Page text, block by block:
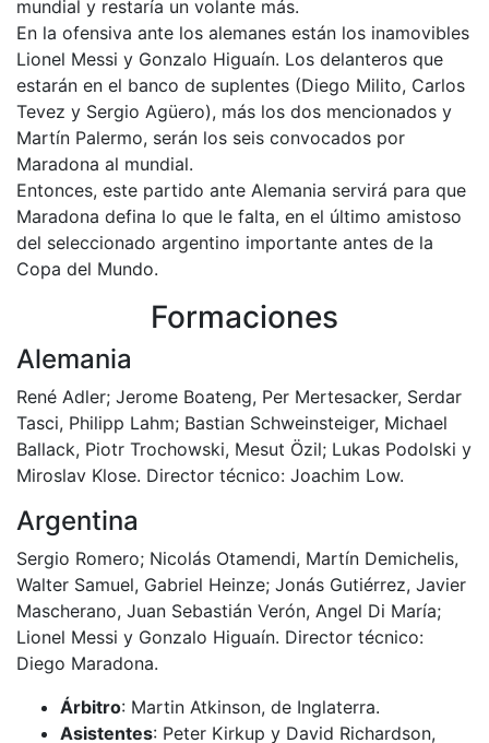
mundial y restaría un volante más.
En la ofensiva ante los alemanes están los inamovibles
Lionel Messi y Gonzalo Higuaín. Los delanteros que
estarán en el banco de suplentes (Diego Milito, Carlos
Tevez y Sergio Agüero), más los dos mencionados y
Martín Palermo, serán los seis convocados por
Maradona al mundial.
Entonces, este partido ante Alemania servirá para que
Maradona defina lo que le falta, en el último amistoso
del seleccionado argentino importante antes de la
Copa del Mundo.
Formaciones
Alemania
René Adler; Jerome Boateng, Per Mertesacker, Serdar
Tasci, Philipp Lahm; Bastian Schweinsteiger, Michael
Ballack, Piotr Trochowski, Mesut Özil; Lukas Podolski y
Miroslav Klose. Director técnico: Joachim Low.
Argentina
Sergio Romero; Nicolás Otamendi, Martín Demichelis,
Walter Samuel, Gabriel Heinze; Jonás Gutiérrez, Javier
Mascherano, Juan Sebastián Verón, Angel Di María;
Lionel Messi y Gonzalo Higuaín. Director técnico:
Diego Maradona.
Árbitro: Martin Atkinson, de Inglaterra.
Asistentes: Peter Kirkup y David Richardson,